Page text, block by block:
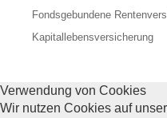
Fondsgebundene
Kapitallebensversicherung
Verwendung von Cookies
Wir nutzen Cookies auf